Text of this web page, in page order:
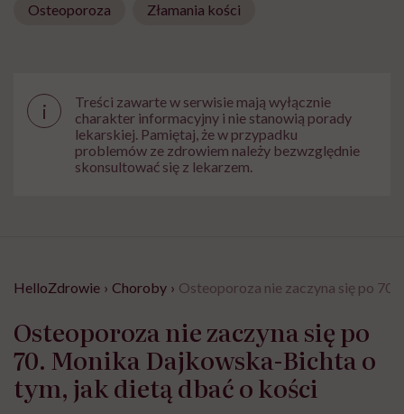
Osteoporoza Złamania kości
i
Treści zawarte w serwisie mają wyłącznie
charakter informacyjny i nie stanowią porady
lekarskiej. Pamiętaj, że w przypadku
problemów ze zdrowiem należy bezwzględnie
skonsultować się z lekarzem.
HelloZdrowie › Choroby › Osteoporoza nie zaczyna się po
Osteoporoza nie zaczyna się po
70. Monika Dajkowska-Bichta o
tym, jak dietą dbać o kości